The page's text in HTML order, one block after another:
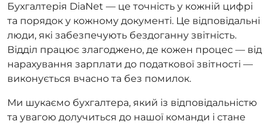
Бухгалтерія DiaNet — це точність у кожній цифрі
та порядок у кожному документі. Це відповідальні
люди, які забезпечують бездоганну звітність.
Відділ працює злагоджено, де кожен процес — від
нарахування зарплати до податкової звітності —
виконується вчасно та без помилок.
Ми шукаємо бухгалтера, який із відповідальністю
та увагою долучиться до нашої команди і стане